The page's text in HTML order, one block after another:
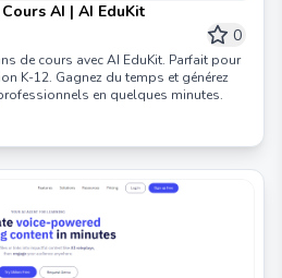
AI | AI EduKit
0
de cours avec AI EduKit. Parfait pour
K-12. Gagnez du temps et générez
en quelques minutes.